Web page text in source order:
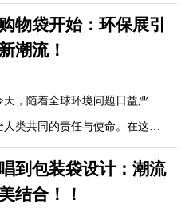
物袋：时尚与激情的碰撞
，以足球为灵感，融合了各
料袋已不再是理想的购物伴侣。
种可持续、可重复使用的购物
绿色生活的新风尚。它不仅能帮
让出门购物变得更加轻松，更是
护地球家园的重要一步。
轻盈便携，轻松出行
天然纤维如棉、麻、竹纤维
物袋开始：环保展引
潮流！
，随着全球环境问题日益严
类共同的责任与使命。在这个
色消费，从我做起”为主题的环
国际会展中心隆重开幕，旨在通
购物袋等绿色产品，引领一场全
到包装袋设计：潮流
结合！！